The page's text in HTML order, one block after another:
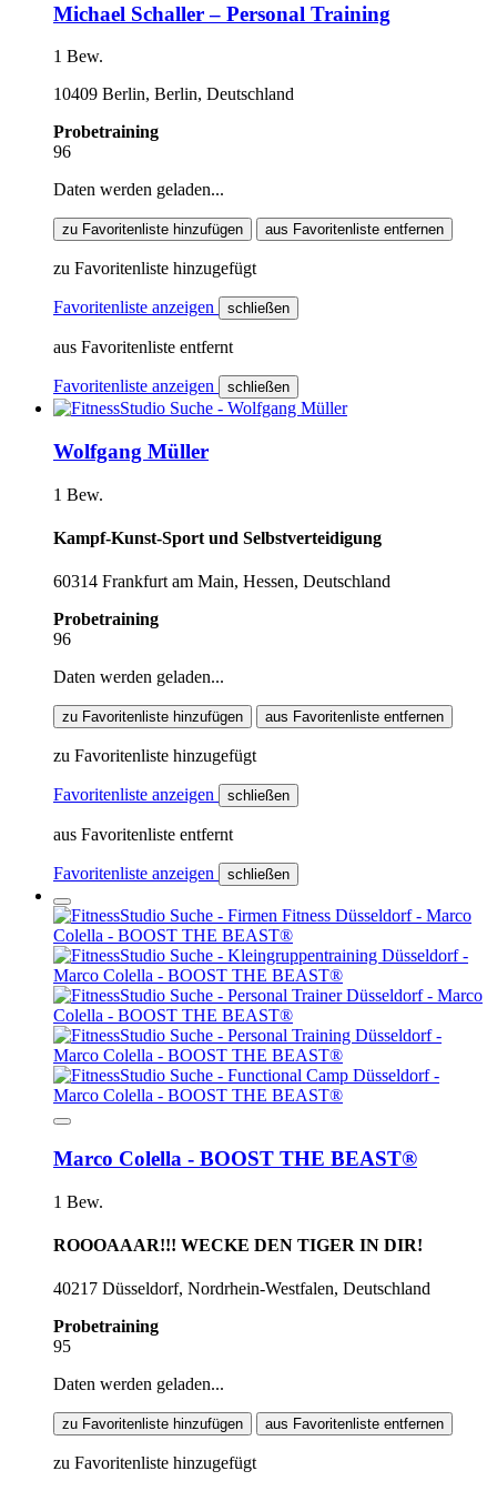
Michael Schaller – Personal Training
1 Bew.
10409 Berlin, Berlin, Deutschland
Probetraining
96
Daten werden geladen...
zu Favoritenliste hinzufügen aus Favoritenliste entfernen
zu Favoritenliste hinzugefügt
Favoritenliste anzeigen schließen
aus Favoritenliste entfernt
Favoritenliste anzeigen schließen
Wolfgang Müller
1 Bew.
Kampf-Kunst-Sport und Selbstverteidigung
60314 Frankfurt am Main, Hessen, Deutschland
Probetraining
96
Daten werden geladen...
zu Favoritenliste hinzufügen aus Favoritenliste entfernen
zu Favoritenliste hinzugefügt
Favoritenliste anzeigen schließen
aus Favoritenliste entfernt
Favoritenliste anzeigen schließen
Marco Colella - BOOST THE BEAST®
1 Bew.
ROOOAAAR!!! WECKE DEN TIGER IN DIR!
40217 Düsseldorf, Nordrhein-Westfalen, Deutschland
Probetraining
95
Daten werden geladen...
zu Favoritenliste hinzufügen aus Favoritenliste entfernen
zu Favoritenliste hinzugefügt